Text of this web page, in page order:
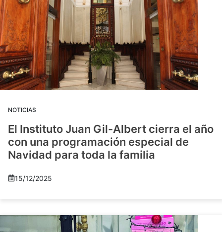
NOTICIAS
El Instituto Juan Gil-Albert cierra el año
con una programación especial de
Navidad para toda la familia
15/12/2025